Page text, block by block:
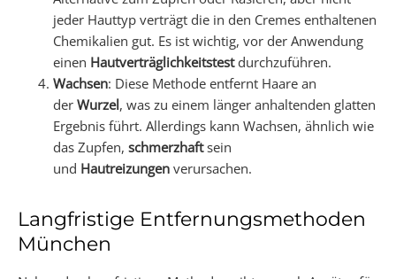
jeder Hauttyp verträgt die in den Cremes enthaltenen
Chemikalien gut. Es ist wichtig, vor der Anwendung
einen Hautverträglichkeitstestdurchzuführen.
Wachsen: Diese Methode entfernt Haare an
der Wurzel, was zu einem länger anhaltenden glatten
Ergebnis führt. Allerdings kann Wachsen, ähnlich wie
das Zupfen, schmerzhaftsein
und Hautreizungen verursachen.
Langfristige Entfernungsmethoden
München